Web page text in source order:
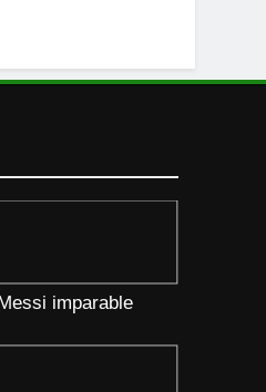
imparable